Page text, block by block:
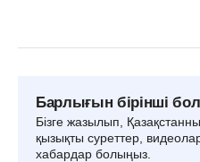
Барлығын бірінші
Бізге жазылып,
қызықты суреттер,
хабардар болыңыз.